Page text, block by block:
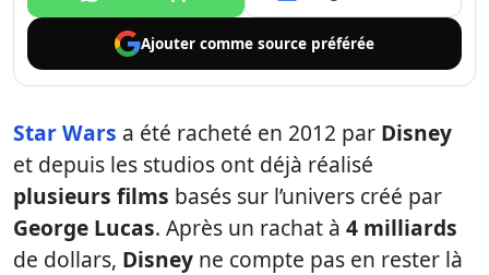
Ajouter comme source préférée
Star Wars a été racheté en 2012 par Disney
et depuis les studios ont déjà réalisé
plusieurs films basés sur l’univers créé par
George Lucas. Après un rachat à 4 milliards
de dollars, Disney ne compte pas en rester là